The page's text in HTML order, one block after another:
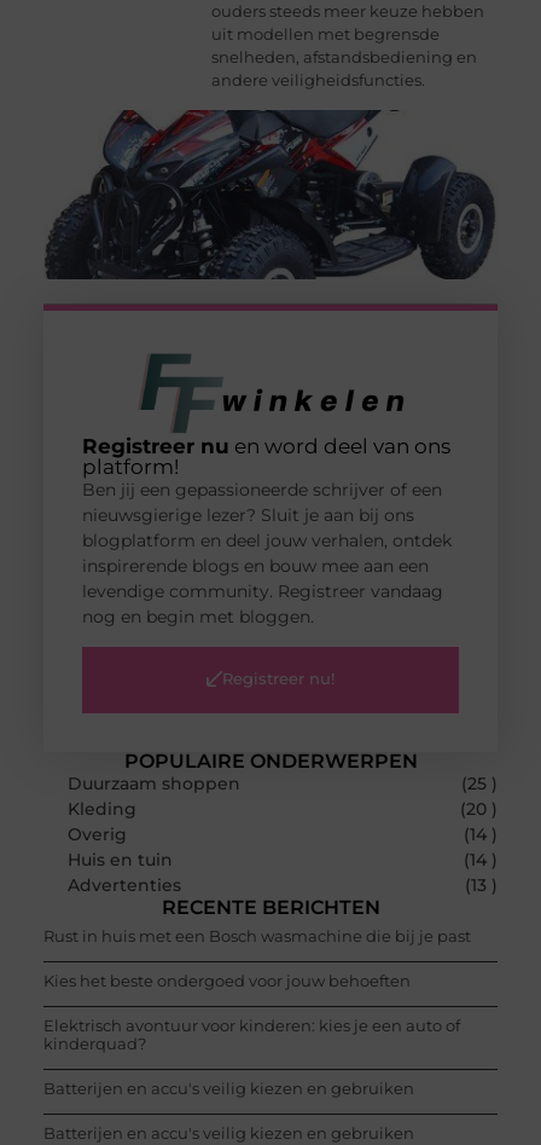
ouders steeds meer keuze hebben
uit modellen met begrensde
snelheden, afstandsbediening en
andere veiligheidsfuncties.
POPULAIRE ONDERWERPEN
Duurzaam shoppen
(25 )
Kleding
(20 )
Overig
(14 )
Huis en tuin
(14 )
Advertenties
(13 )
RECENTE BERICHTEN
Rust in huis met een Bosch wasmachine die bij je past
Kies het beste ondergoed voor jouw behoeften
Elektrisch avontuur voor kinderen: kies je een auto of
kinderquad?
Batterijen en accu's veilig kiezen en gebruiken
Batterijen en accu's veilig kiezen en gebruiken
Registreer nu en word deel van ons
platform!
Ben jij een gepassioneerde schrijver of een
nieuwsgierige lezer? Sluit je aan bij ons
blogplatform en deel jouw verhalen, ontdek
inspirerende blogs en bouw mee aan een
levendige community. Registreer vandaag
nog en begin met bloggen.
Registreer nu!